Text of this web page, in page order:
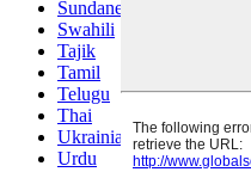
Sundanese
Swahili
Tajik
Tamil
Telugu
Thai
Ukrainian
Urdu